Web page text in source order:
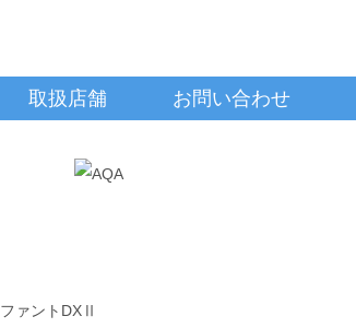
取扱店舗 お問い合わせ
ァントDXⅡ